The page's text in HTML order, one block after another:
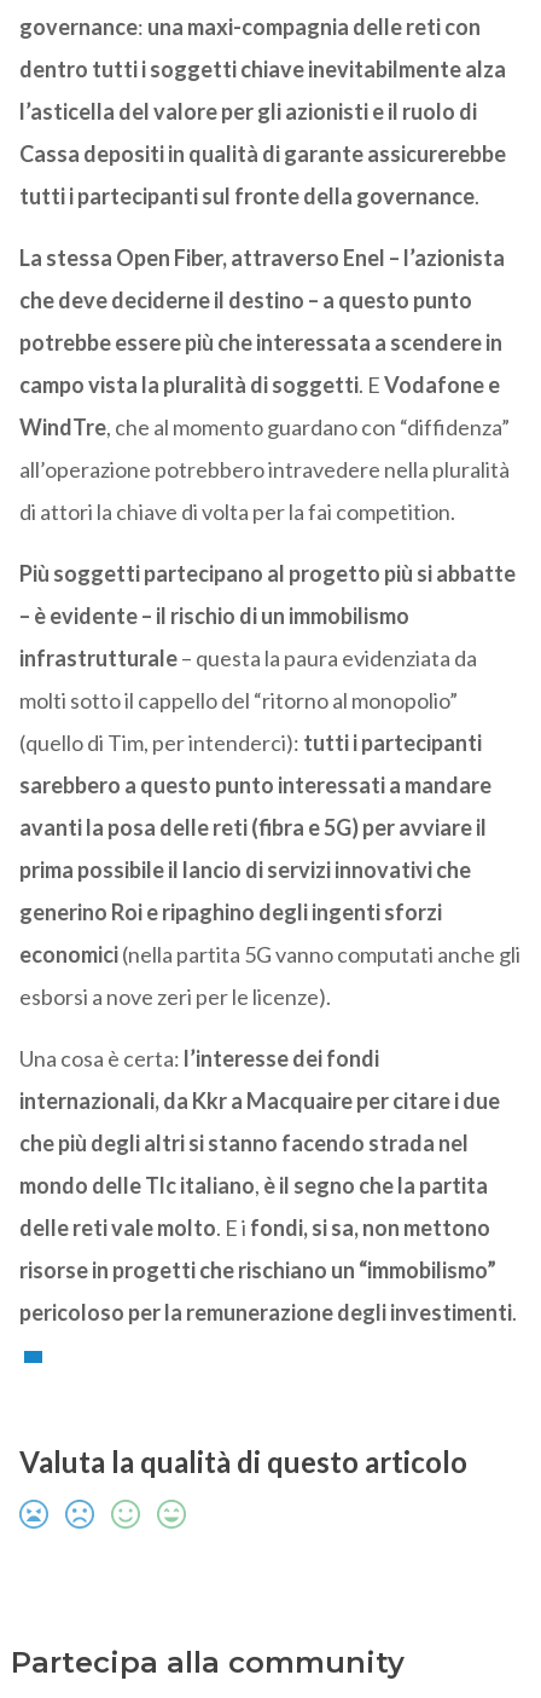
governance: una maxi-compagnia delle reti con
dentro tutti i soggetti chiave inevitabilmente alza
l’asticella del valore per gli azionisti e il ruolo di
Cassa depositi in qualità di garante assicurerebbe
tutti i partecipanti sul fronte della governance.
La stessa Open Fiber, attraverso Enel – l’azionista
che deve deciderne il destino – a questo punto
potrebbe essere più che interessata a scendere in
campo vista la pluralità di soggetti. EVodafone e
WindTre, che al momento guardano con “diffidenza”
all’operazione potrebbero intravedere nella pluralità
di attori la chiave di volta per la fai competition.
Più soggetti partecipano al progetto più si abbatte
– è evidente – il rischio di un immobilismo
infrastrutturale– questa la paura evidenziata da
molti sotto il cappello del “ritorno al monopolio”
(quello di Tim, per intenderci): tutti i partecipanti
sarebbero a questo punto interessati a mandare
avanti la posa delle reti (fibra e 5G) per avviare il
prima possibile il lancio di servizi innovativi che
generino Roi e ripaghino degli ingenti sforzi
economici(nella partita 5G vanno computati anche gli
esborsi a nove zeri per le licenze).
Una cosa è certa: l’interesse dei fondi
internazionali, da Kkr a Macquaire per citare i due
che più degli altri si stanno facendo strada nel
mondo delle Tlc italiano, è il segno che la partita
delle reti vale molto. E i fondi, si sa, non mettono
risorse in progetti che rischiano un “immobilismo”
pericoloso per la remunerazione degli investimenti.
Valuta la qualità di questo articolo
Partecipa alla community